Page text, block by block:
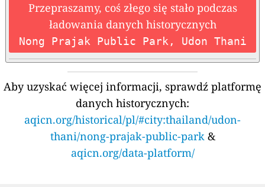
Przepraszamy, coś złego się stało podczas
ładowania danych historycznych
Nong Prajak Public Park, Udon Thani
Aby uzyskać więcej informacji, sprawdź platformę
danych historycznych:
aqicn.org/historical/pl/#city:thailand/udon-
thani/nong-prajak-public-park&
aqicn.org/data-platform/